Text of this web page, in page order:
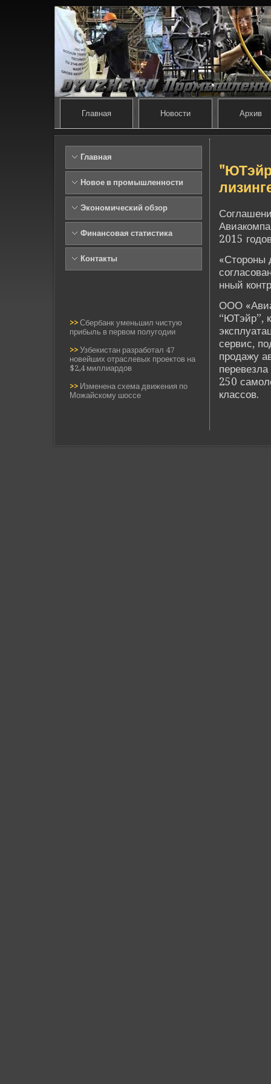
Главная Новости Архив
Главная
Новое в промышленности
Экономический обзор
Финансовая статистика
Контакты
>> Сбербанк уменьшил чистую
прибыль в первом полугодии
>> Узбекистан разработал 47
новейших отраслевых проектов на
$2,4 миллиардов
>> Изменена схема движения по
Можайскому шоссе
2015
«Стороны
нный
ООО
“ЮТэйр”,
сервис,
продажу
250
классов.